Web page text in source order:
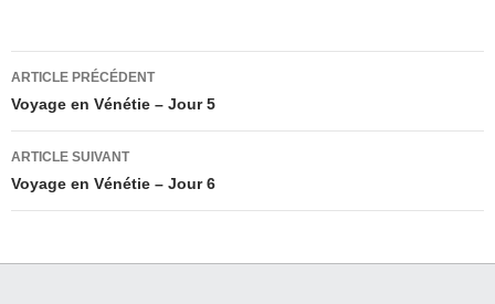
Navigation
des
articles
ARTICLE PRÉCÉDENT
Voyage en Vénétie – Jour 5
ARTICLE SUIVANT
Voyage en Vénétie – Jour 6